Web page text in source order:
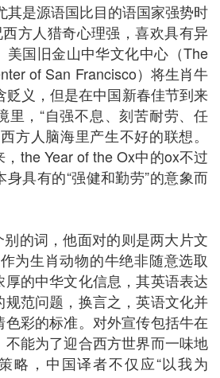
其是源语国比目的语国家强势时
西方人猎奇心理强，喜欢具有异
美国旧金山中华文化中心（The
of San Francisco）将生肖牛
贬义，但是在中国新春佳节到来
里，“自强不息、刻苦耐劳、任
方人脑海里产生不好的联想。
the Year of the Ox中的ox不过
具有的“强健和勤劳”的意象而
别的词，他面对的则是两大片文
为生肖动物的牛绝非随意选取
的中华文化信息，其英语表达
范问题，换言之，英语文化并
彩的标准。对外宣传包括牛在
能为了迎合西方世界而一味地
略，中国译者不仅应“以我为